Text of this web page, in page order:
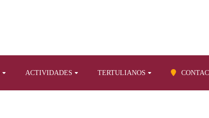
ACTIVIDADES TERTULIANOS